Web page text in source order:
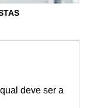
deve ser a